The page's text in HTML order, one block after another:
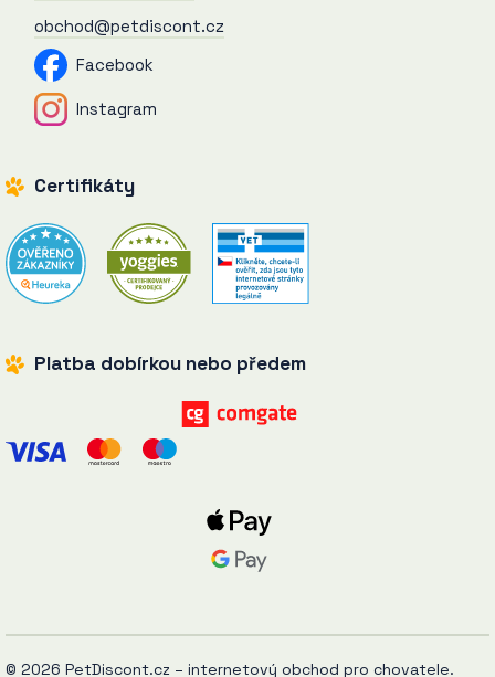
obchod@petdiscont.cz
Facebook
Instagram
Certifikáty
Platba dobírkou nebo předem
© 2026 PetDiscont.cz – internetový obchod pro chovatele.